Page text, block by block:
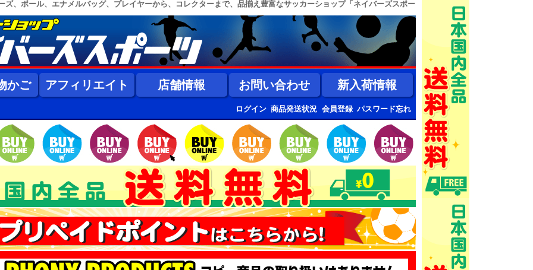
ズ、ボール、エナメルバッグ、プレイヤーから、コレクターまで、品揃え豊富なサッカーショップ「ネイバーズスポー
かご アフィリエイト 店舗情報 お問い合わせ 新入荷情報
ログイン 商品発送状況 会員登録 パスワード忘れ